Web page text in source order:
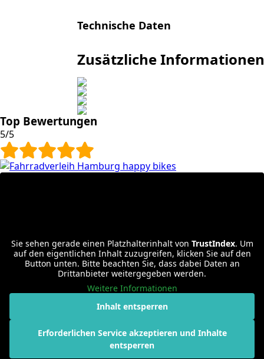
Technische Daten
Zusätzliche Informationen
Top Bewertungen
5/5
Sie sehen gerade einen Platzhalterinhalt von TrustIndex. Um
auf den eigentlichen Inhalt zuzugreifen, klicken Sie auf den
Button unten. Bitte beachten Sie, dass dabei Daten an
Drittanbieter weitergegeben werden.
Weitere Informationen
Inhalt entsperren
Erforderlichen Service akzeptieren und Inhalte
entsperren